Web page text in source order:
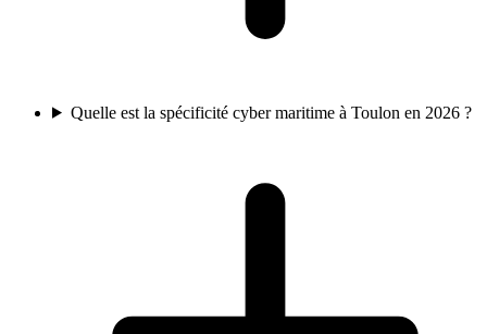
Quelle est la spécificité cyber maritime à Toulon en 2026 ?